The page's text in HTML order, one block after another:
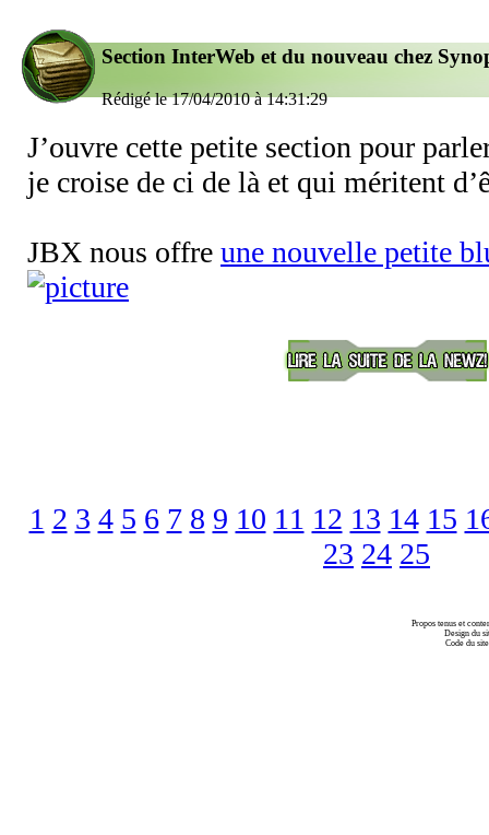
Section InterWeb et du nouveau chez
Rédigé le 17/04/2010 à 14:31:29
J’ouvre cette petite section pour
je croise de ci de là et qui méritent
JBX nous offre une nouvelle petite
1 2 3 4 5 6 7 8 9 10 11 12 13 14 15
23 24 25
Propos tenus et
Design du
Code du